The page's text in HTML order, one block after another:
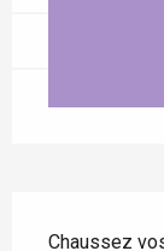
Chaussez